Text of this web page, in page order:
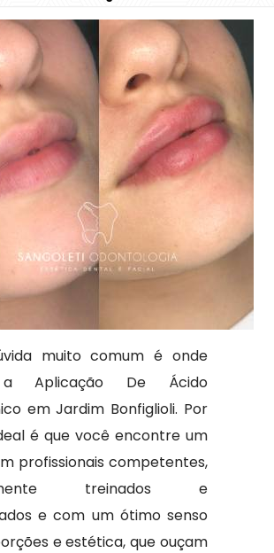
muito comum é onde
Aplicação De Ácido
em Jardim Bonfiglioli. Por
é que você encontre um
profissionais competentes,
treinados e
e com um ótimo senso
e estética, que ouçam